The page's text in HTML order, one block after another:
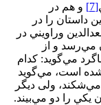
[7]
و هم در
داستان را در
وراويني در
مي‌رسد و از
مي‌گويد: كدام‌
شده است، مي‌گويد
ولی ديگر
يكي را دو مي‌بيند.